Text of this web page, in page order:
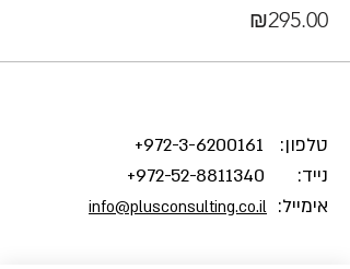
₪295.00
טלפון: 972-3-6200161+
נייד: 972-52-8811340
+
אימייל: info@plusconsulting.co.il